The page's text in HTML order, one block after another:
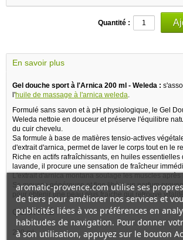
Quantité :
En savoir plus
Gel douche sport à l'Arnica 200 ml - Weleda :
l'huile de massage à l'arnica weleda.
Formulé sans savon et à pH physiologique, le Gel
Weleda nettoie en douceur et préserve l'équilibre
du cuir chevelu.
Sa formule à base de matières tensio-actives
d'extrait d'arnica, permet de laver le corps tout en le
Riche en actifs rafraîchissants, en huiles essentielles
lavande, il procure une sensation de fraîcheur
L'extrait d'arnica montana soulage les muscles après
Sa mousse généreuse et fine libère un parfum
pour obtenir une peau plus fraîche qui retrouve
QUANTITÉ
200 ml
aromatic-provence.com utilise ses
de tiers pour améliorer nos services et
publicités liées à vos préférences en
habitudes de navigation. Pour donner
à son utilisation, appuyez sur le bouton